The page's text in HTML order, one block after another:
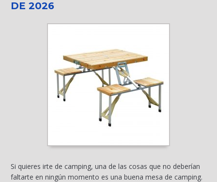
DE 2026
Si quieres irte de camping, una de las cosas que no deberían
faltarte en ningún momento es una buena mesa de camping.